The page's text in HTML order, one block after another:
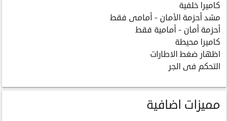
كاميرا خلفية
مشد أحزمة الأمان - أمامى فقط
أحزمة أمان - أمامية فقط
كاميرا محيطة
اظهار ضغط الاطارات
التحكم فى الجر
مميزات اضافية